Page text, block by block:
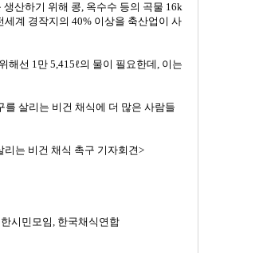
산하기 위해 콩, 옥수수 등의 곡물 16k
계 경작지의 40% 이상을 축산업이 사
해선 1만 5,415ℓ의 물이 필요한데, 이는
살리는 비건 채식에 더 많은 사람들
리는 비건 채식 촉구 기자회견>
시민모임, 한국채식연합